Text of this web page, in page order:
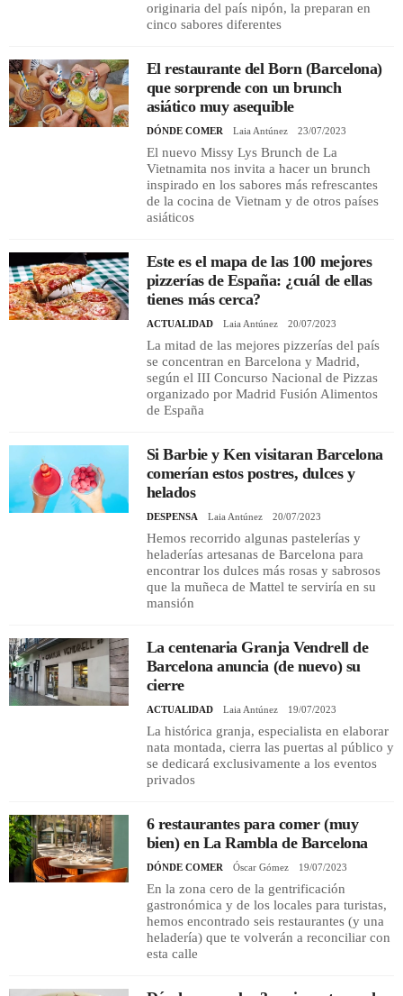
originaria del país nipón, la preparan en
cinco sabores diferentes
El restaurante del Born (Barcelona)
que sorprende con un brunch
asiático muy asequible
DÓNDE COMER Laia Antúnez 23/07/2023
El nuevo Missy Lys Brunch de La
Vietnamita nos invita a hacer un brunch
inspirado en los sabores más refrescantes
de la cocina de Vietnam y de otros países
asiáticos
Este es el mapa de las 100 mejores
pizzerías de España: ¿cuál de ellas
tienes más cerca?
ACTUALIDAD Laia Antúnez 20/07/2023
La mitad de las mejores pizzerías del país
se concentran en Barcelona y Madrid,
según el III Concurso Nacional de Pizzas
organizado por Madrid Fusión Alimentos
de España
Si Barbie y Ken visitaran Barcelona
comerían estos postres, dulces y
helados
DESPENSA Laia Antúnez 20/07/2023
Hemos recorrido algunas pastelerías y
heladerías artesanas de Barcelona para
encontrar los dulces más rosas y sabrosos
que la muñeca de Mattel te serviría en su
mansión
La centenaria Granja Vendrell de
Barcelona anuncia (de nuevo) su
cierre
ACTUALIDAD Laia Antúnez 19/07/2023
La histórica granja, especialista en elaborar
nata montada, cierra las puertas al público y
se dedicará exclusivamente a los eventos
privados
6 restaurantes para comer (muy
bien) en La Rambla de Barcelona
DÓNDE COMER Óscar Gómez 19/07/2023
En la zona cero de la gentrificación
gastronómica y de los locales para turistas,
hemos encontrado seis restaurantes (y una
heladería) que te volverán a reconciliar con
esta calle